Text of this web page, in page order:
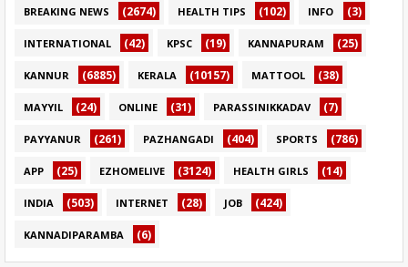
BREAKING NEWS (2674) HEALTH TIPS (102) INFO (3)
INTERNATIONAL (42) KPSC (19) KANNAPURAM (25)
KANNUR (6885) KERALA (10157) MATTOOL (38)
MAYYIL (24) ONLINE (31) PARASSINIKKADAV (7)
PAYYANUR (261) PAZHANGADI (404) SPORTS (786)
APP (25) EZHOMELIVE (3124) HEALTH GIRLS (14)
INDIA (503) INTERNET (28) JOB (424)
KANNADIPARAMBA (6)